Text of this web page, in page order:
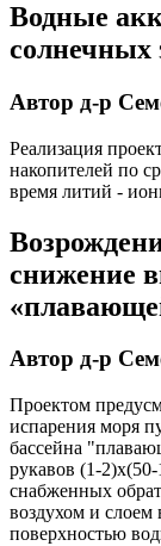
Водные
солнечных
Автор д-р
Реализация
накопителей по
время литий -
снижение
Автор д-р
Проектом
испарения моря
бассейна
рукавов (1-
снабженных
воздухом и
поверхностью